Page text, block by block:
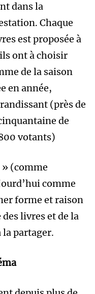
dans la
Chaque
est proposée à
ont à choisir
de la saison
en année,
(près de
de
votants)
» (comme
comme
forme et raison
livres et de la
partager.